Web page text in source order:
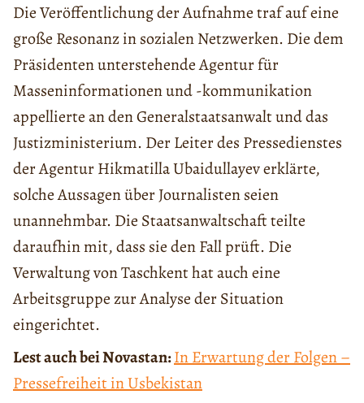
Die Veröffentlichung der Aufnahme traf auf eine
große Resonanz in sozialen Netzwerken. Die dem
Präsidenten unterstehende Agentur für
Masseninformationen und -kommunikation
appellierte an den Generalstaatsanwalt und das
Justizministerium. Der Leiter des Pressedienstes
der Agentur Hikmatilla Ubaidullayev erklärte,
solche Aussagen über Journalisten seien
unannehmbar. Die Staatsanwaltschaft teilte
daraufhin mit, dass sie den Fall prüft. Die
Verwaltung von Taschkent hat auch eine
Arbeitsgruppe zur Analyse der Situation
eingerichtet.
Lest auch bei Novastan:In Erwartung der Folgen –
Pressefreiheit in Usbekistan